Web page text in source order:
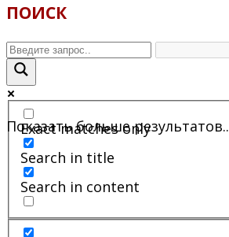
ПОИСК
Показать больше результатов..
Exact matches only
Search in title
Search in content